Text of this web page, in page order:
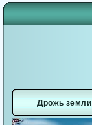
Дрожь земли